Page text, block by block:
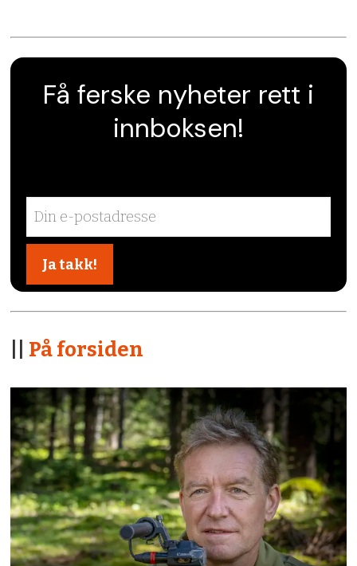
Få ferske nyheter rett i
innboksen!
På forsiden